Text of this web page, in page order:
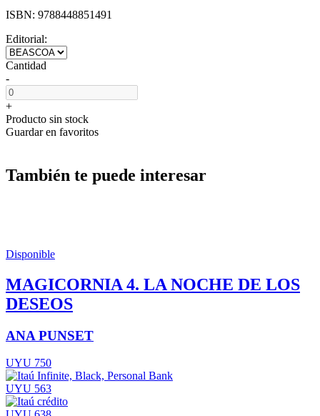
ISBN: 9788448851491
Editorial:
Cantidad
-
+
Producto sin stock
Guardar en favoritos
También te puede interesar
Disponible
MAGICORNIA 4. LA NOCHE DE LOS
DESEOS
ANA PUNSET
UYU 750
UYU 563